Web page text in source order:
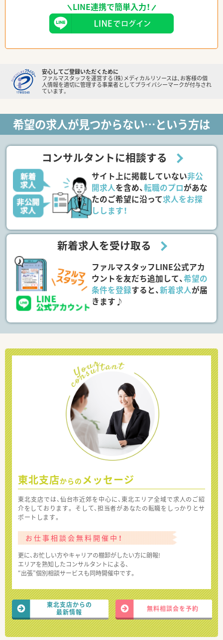
LINE連携で簡単入力！
安心してご登録いただくために
ファルマスタッフを運営する（株）メディカルリソースは、お客様の個
人情報を適切に管理する事業者としてプライバシーマークが付与され
ています。
希望の求人が見つからない…という方は
コンサルタントに相談する
サイト上に掲載していない非公
開求人を含め、転職のプロがあな
たのご希望に沿って求人をお探
しします！
新着求人を受け取る
ファルマスタッフLINE公式アカ
ウントを友だち追加して、希望の
条件を登録すると、新着求人が届
きます♪
東北支店からの メッセージ
東北支店では、仙台市近郊を中心に、東北エリア全域で求人のご紹
介をしております。 そして、担当者があなたの転職をしっかりとサ
ポートします。
お仕事相談会無料開催中！
更に、お忙しい方やキャリアの棚卸がしたい方に朗報!
エリアを熟知したコンサルタントによる、
“出張”個別相談サービスも同時開催中です。
東北支店からの
最新情報
無料相談会を予約